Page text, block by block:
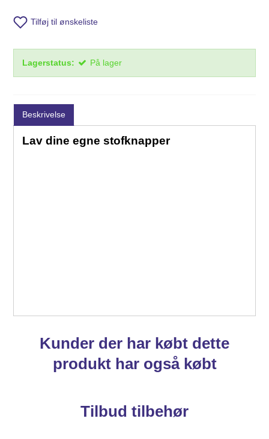
Lagerstatus: På lager
Tilføj til ønskeliste
Beskrivelse
Lav dine egne stofknapper
Kunder der har købt dette
produkt har også købt
Tilbud tilbehør